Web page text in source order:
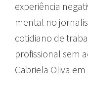
experiência
mental no
cotidiano de
profissional sem
Gabriela Oliva